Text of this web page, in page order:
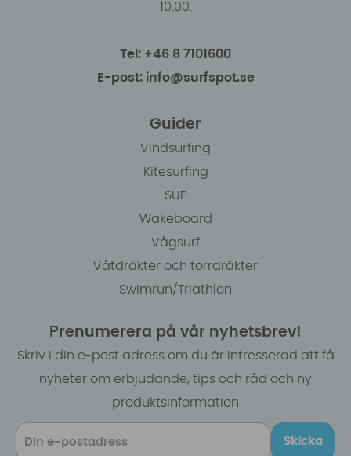
10.00.
Tel: +46 8 7101600
E-post: info@surfspot.se
Guider
Vindsurfing
Kitesurfing
SUP
Wakeboard
Vågsurf
Våtdräkter och torrdräkter
Swimrun/Triathlon
Prenumerera på vår nyhetsbrev!
Skriv i din e-post adress om du är intresserad att få
nyheter om erbjudande, tips och råd och ny
produktsinformation
Skicka